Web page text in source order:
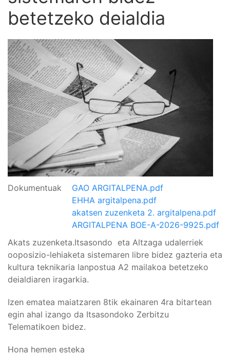
betetzeko deialdia
Dokumentuak
GAO ARGITALPENA.pdf
EHHA argitalpena.pdf
akatsen zuzenketa 2. argitalpena.pdf
ARGITALPENA BOE-A-2026-9925.pdf
Akats zuzenketa.Itsasondo eta Altzaga udalerriek
ooposizio-lehiaketa sistemaren libre bidez gazteria eta
kultura teknikaria lanpostua A2 mailakoa betetzeko
deialdiaren iragarkia.
Izen ematea maiatzaren 8tik ekainaren 4ra bitartean
egin ahal izango da Itsasondoko Zerbitzu
Telematikoen bidez.
Hona hemen esteka